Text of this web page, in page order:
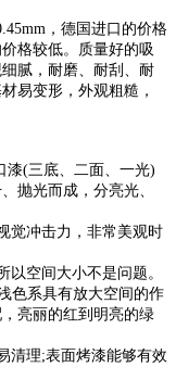
，德国进口的价格
格较低。质量好的吸
腻，耐磨、耐刮、耐
易变形，外观粗糙，
漆(三底、二面、一光)
抛光而成，分亮光、
觉冲击力，非常美观时
空间大小不是问题。
色系具有放大空间的作
亮丽的红到明亮的绿
清理;表面烤漆能够有效